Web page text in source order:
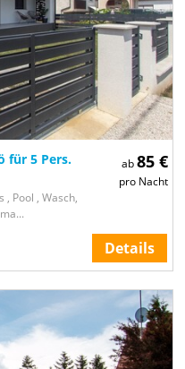
ab85 €
pro Nacht
für 5 Pers.
, Pool , Wasch,
Details